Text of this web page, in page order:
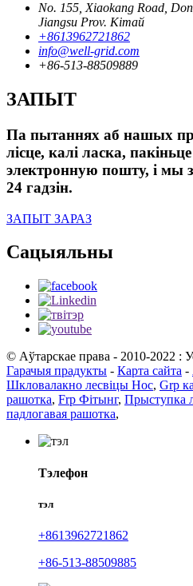
No. 155, Xiaokang Road,
Jiangsu Prov. Кітай
+8613962721862
info@well-grid.com
+86-513-88509889
ЗАПЫТ
Па пытаннях аб нашых
лісце, калі ласка,
электронную пошту, і мы
24 гадзін.
ЗАПЫТ ЗАРАЗ
Сацыяльны
© Аўтарскае права - 2010-2022 :
Гарачыя прадукты - Карта сайта -
Шкловалакно лесвіцы Нос, Grp
рашотка, Frp Фітынг, Прыступка
падлогавая рашотка,
Тэлефон
тэл
+8613962721862
+86-513-88509885